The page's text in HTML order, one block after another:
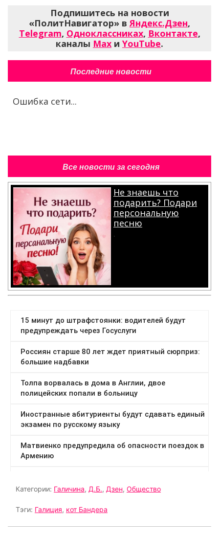
Подпишитесь на новости
«ПолитНавигатор» вЯндекс.Дзен,
Telegram, Одноклассниках, Вконтакте,
каналы Max и YouTube.
Последние новости
Ошибка сети...
Все новости за сегодня
Не знаешь что
подарить? Подари
персональную
песню
.
Категории: Галичина, Д.Б., Дзен, Общество
Тэги: Галиция, кот Бандера